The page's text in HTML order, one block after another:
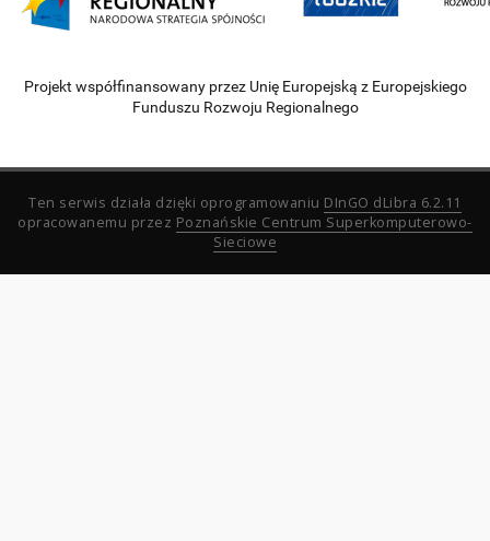
Projekt współfinansowany przez Unię Europejską z Europejskiego
Funduszu Rozwoju Regionalnego
Ten serwis działa dzięki oprogramowaniu DInGO dLibra 6.2.11
opracowanemu przez Poznańskie Centrum Superkomputerowo-
Sieciowe